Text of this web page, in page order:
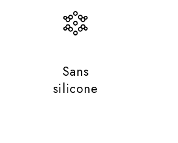
Sans
silicone